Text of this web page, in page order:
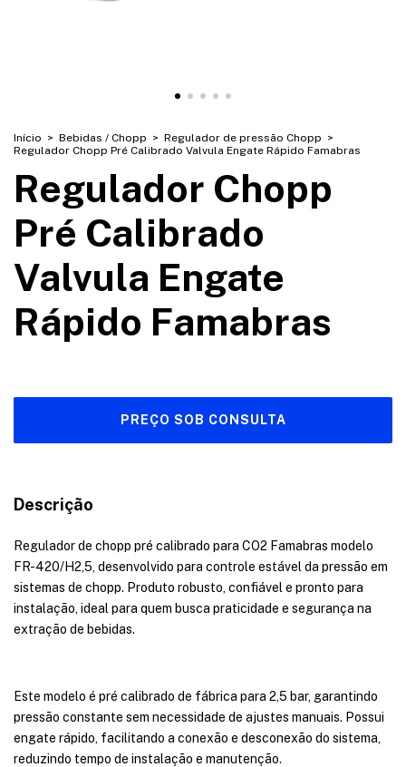
Início > Bebidas / Chopp > Regulador de pressão Chopp >
Regulador Chopp Pré Calibrado Valvula Engate Rápido Famabras
Regulador Chopp
Pré Calibrado
Valvula Engate
Rápido Famabras
Descrição
Regulador de chopp pré calibrado para CO2 Famabras modelo
FR-420/H2,5, desenvolvido para controle estável da pressão em
sistemas de chopp. Produto robusto, confiável e pronto para
instalação, ideal para quem busca praticidade e segurança na
extração de bebidas.
Este modelo é pré calibrado de fábrica para 2,5 bar, garantindo
pressão constante sem necessidade de ajustes manuais. Possui
engate rápido, facilitando a conexão e desconexão do sistema,
reduzindo tempo de instalação e manutenção.